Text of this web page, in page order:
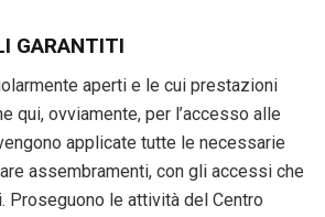
GARANTITI
aperti e le cui prestazioni
qui, ovviamente, per l’accesso alle
applicate tutte le necessarie
assembramenti, con gli accessi che
Proseguono le attività del Centro